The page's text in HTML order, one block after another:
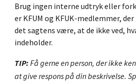
Brug ingen interne udtryk eller
er KFUM og KFUK-medlemmer,
det sagtens være, at de ikke ved,
indeholder.
TIP:Få gerne en person, der ikke
at give respons på din beskrivelse.